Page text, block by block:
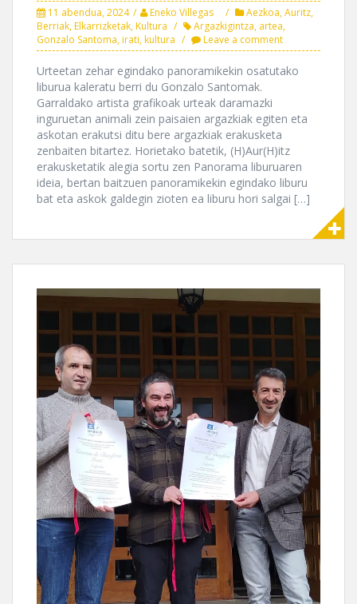
11 abendua, 2024 Eneko Villegas Aezkoa,Auritz,
Berriak,Elkarrizketak,Kultura Argazkigintza, artea,
Gonzalo Santoma,irati,kultura Leave a comment
Urteetan zehar egindako panoramikekin osatutako
liburua kaleratu berri du Gonzalo Santomak.
Garraldako artista grafikoak urteak daramazki
inguruetan animali zein paisaien argazkiak egiten eta
askotan erakutsi ditu bere argazkiak erakusketa
zenbaiten bitartez. Horietako batetik, (H)Aur(H)itz
erakusketatik alegia sortu zen Panorama liburuaren
ideia, bertan baitzuen panoramikekin egindako liburu
bat eta askok galdegin zioten ea liburu hori salgai […]